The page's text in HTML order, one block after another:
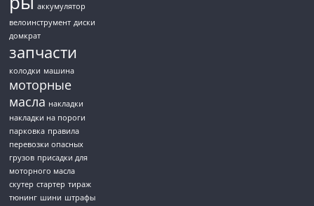
аккумулятор
велоинструмент диски
домкрат
запчасти
колодки машина
моторные
масла накладки
накладки на пороги
парковка правила
перевозки опасных
грузов присадки для
моторного масла
скутер стартер тираж
тюнинг шини штрафы